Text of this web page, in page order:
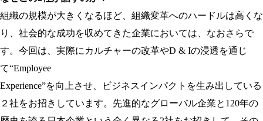
組織の規模が大きくなるほど、組織変革へのハードルは高くな
り、社会的な成功を収めてきた企業においては、なおさらで
す。今回は、実際にカルチャーの改革やD & Iの浸透を通じ
て“Employee
Experience”を向上させ、ビジネスインパクトを生み出している
２社をお招きしています。先進的なグローバル企業と120年の